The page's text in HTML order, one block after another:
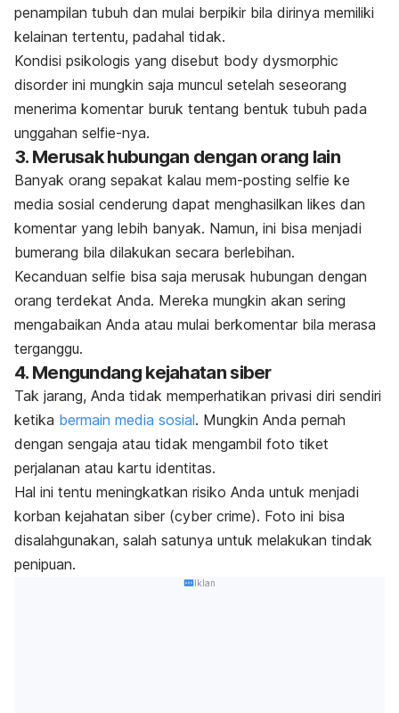
penampilan tubuh dan mulai berpikir bila dirinya memiliki
kelainan tertentu, padahal tidak.
Kondisi psikologis yang disebut body dysmorphic
disorder ini mungkin saja muncul setelah seseorang
menerima komentar buruk tentang bentuk tubuh pada
unggahan selfie-nya.
3. Merusak hubungan dengan orang lain
Banyak orang sepakat kalau mem-posting selfie ke
media sosial cenderung dapat menghasilkan likes dan
komentar yang lebih banyak. Namun, ini bisa menjadi
bumerang bila dilakukan secara berlebihan.
Kecanduan selfie bisa saja merusak hubungan dengan
orang terdekat Anda. Mereka mungkin akan sering
mengabaikan Anda atau mulai berkomentar bila merasa
terganggu.
4. Mengundang kejahatan siber
Tak jarang, Anda tidak memperhatikan privasi diri sendiri
ketika bermain media sosial. Mungkin Anda pernah
dengan sengaja atau tidak mengambil foto tiket
perjalanan atau kartu identitas.
Hal ini tentu meningkatkan risiko Anda untuk menjadi
korban kejahatan siber (cyber crime). Foto ini bisa
disalahgunakan, salah satunya untuk melakukan tindak
penipuan.
Iklan